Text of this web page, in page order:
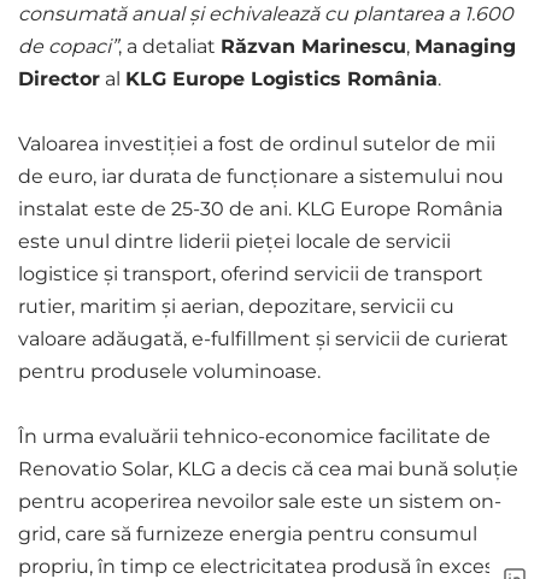
consumată anual și echivalează cu plantarea a 1.600
de copaci”, a detaliat Răzvan Marinescu, Managing
Director al KLG Europe Logistics România.
Valoarea investiției a fost de ordinul sutelor de mii
de euro, iar durata de funcționare a sistemului nou
instalat este de 25-30 de ani. KLG Europe România
este unul dintre liderii pieței locale de servicii
logistice și transport, oferind servicii de transport
rutier, maritim și aerian, depozitare, servicii cu
valoare adăugată, e-fulfillment și servicii de curierat
pentru produsele voluminoase.
În urma evaluării tehnico-economice facilitate de
Renovatio Solar, KLG a decis că cea mai bună soluție
pentru acoperirea nevoilor sale este un sistem on-
grid, care să furnizeze energia pentru consumul
propriu, în timp ce electricitatea produsă în exces să